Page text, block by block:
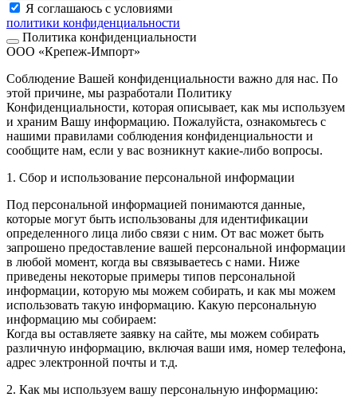
Я соглашаюсь с условиями
политики конфиденциальности
Политика конфиденциальности
ООО «Крепеж-Импорт»
Соблюдение Вашей конфиденциальности важно для нас. По
этой причине, мы разработали Политику
Конфиденциальности, которая описывает, как мы используем
и храним Вашу информацию. Пожалуйста, ознакомьтесь с
нашими правилами соблюдения конфиденциальности и
сообщите нам, если у вас возникнут какие-либо вопросы.
1. Сбор и использование персональной информации
Под персональной информацией понимаются данные,
которые могут быть использованы для идентификации
определенного лица либо связи с ним. От вас может быть
запрошено предоставление вашей персональной информации
в любой момент, когда вы связываетесь с нами. Ниже
приведены некоторые примеры типов персональной
информации, которую мы можем собирать, и как мы можем
использовать такую информацию. Какую персональную
информацию мы собираем:
Когда вы оставляете заявку на сайте, мы можем собирать
различную информацию, включая ваши имя, номер телефона,
адрес электронной почты и т.д.
2. Как мы используем вашу персональную информацию: